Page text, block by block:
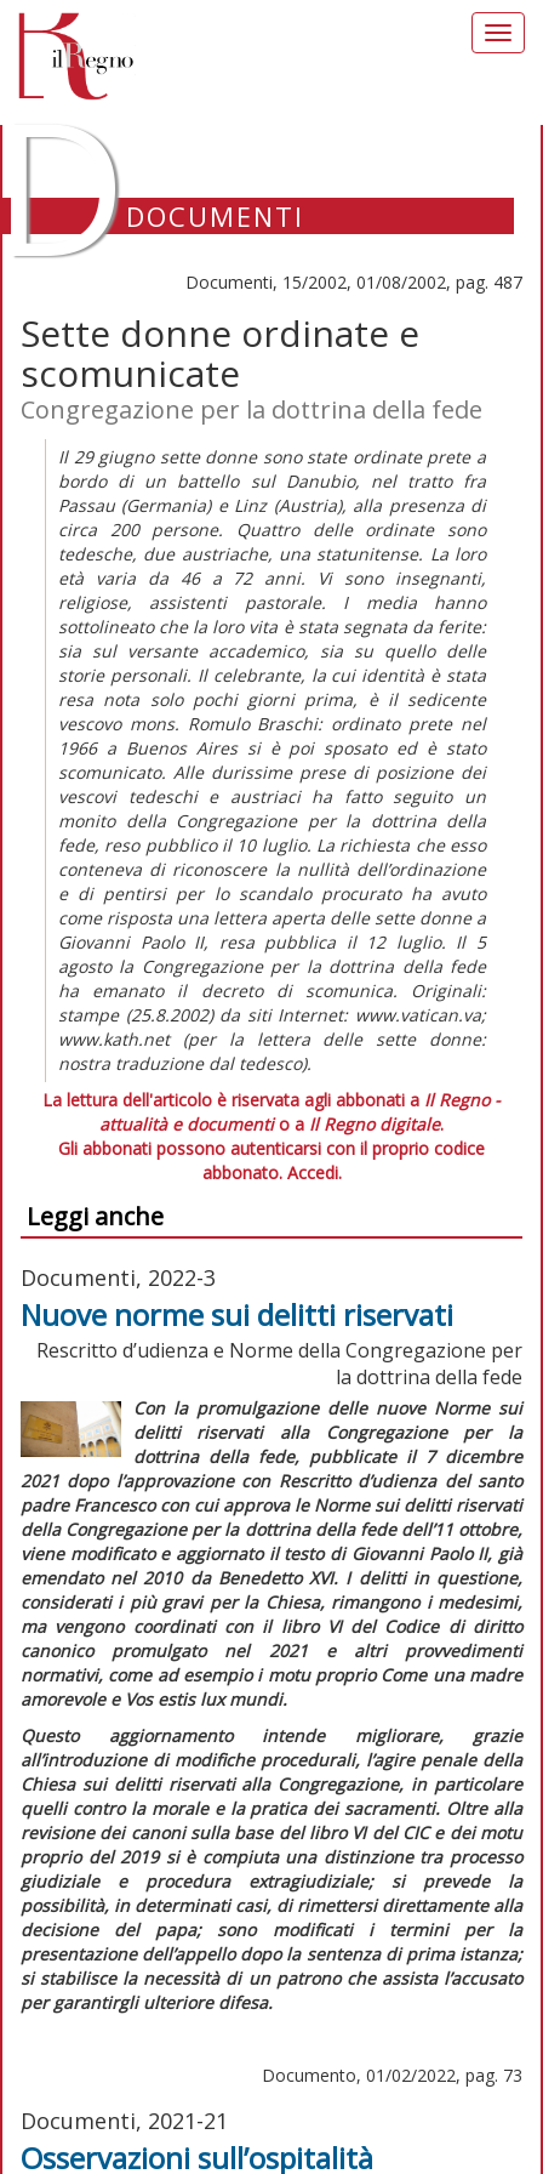
DOCUMENTI
Documenti, 15/2002, 01/08/2002, pag. 487
Sette donne ordinate e
scomunicate
Congregazione per la dottrina della fede
Il 29 giugno sette donne sono state ordinate prete a
bordo di un battello sul Danubio, nel tratto fra
Passau (Germania) e Linz (Austria), alla presenza di
circa 200 persone. Quattro delle ordinate sono
tedesche, due austriache, una statunitense. La loro
età varia da 46 a 72 anni. Vi sono insegnanti,
religiose, assistenti pastorale. I media hanno
sottolineato che la loro vita è stata segnata da ferite:
sia sul versante accademico, sia su quello delle
storie personali. Il celebrante, la cui identità è stata
resa nota solo pochi giorni prima, è il sedicente
vescovo mons. Romulo Braschi: ordinato prete nel
1966 a Buenos Aires si è poi sposato ed è stato
scomunicato. Alle durissime prese di posizione dei
vescovi tedeschi e austriaci ha fatto seguito un
monito della Congregazione per la dottrina della
fede, reso pubblico il 10 luglio. La richiesta che esso
conteneva di riconoscere la nullità dell’ordinazione
e di pentirsi per lo scandalo procurato ha avuto
come risposta una lettera aperta delle sette donne a
Giovanni Paolo II, resa pubblica il 12 luglio. Il 5
agosto la Congregazione per la dottrina della fede
ha emanato il decreto di scomunica. Originali:
stampe (25.8.2002) da siti Internet: www.vatican.va;
www.kath.net (per la lettera delle sette donne:
nostra traduzione dal tedesco).
La lettura dell'articolo è riservata agli abbonati a Il Regno -
attualità e documentio a Il Regno digitale.
Gli abbonati possono autenticarsi con il proprio codice
abbonato. Accedi.
Leggi anche
Documenti, 2022-3
Nuove norme sui delitti riservati
Rescritto d’udienza e Norme della Congregazione per
la dottrina della fede
Con la promulgazione delle nuove Norme sui
delitti riservati alla
Congregazione per la
dottrina della fede, pubblicate il 7 dicembre
2021 dopo l’approvazione con Rescritto d’udienza del santo
padre Francesco con cui approva le Norme sui delitti riservati
della Congregazione per la dottrina della fede dell’11 ottobre,
viene modificato e aggiornato il testo di Giovanni Paolo II, già
emendato nel 2010 da Benedetto XVI. I delitti in questione,
considerati i più gravi per la Chiesa, rimangono i medesimi,
ma vengono coordinati con il libro VI del Codice di diritto
canonicopromulgato nel 2021 e altri provvedimenti
normativi, come ad esempio i motu proprioCome una madre
amorevolee Vos estis lux mundi.
Questo aggiornamento intende migliorare, grazie
all’introduzione di modifiche procedurali, l’agire penale della
Chiesa sui delitti riservati alla Congregazione, in particolare
quelli contro la morale e la pratica dei sacramenti. Oltre alla
revisione dei canoni sulla base del libro VI del CICe dei motu
proprio del 2019 si è compiuta una distinzione tra processo
giudiziale e procedura extragiudiziale; si prevede la
possibilità, in determinati casi, di rimettersi direttamente alla
decisione del papa; sono modificati i termini per la
presentazione dell’appello dopo la sentenza di prima istanza;
si stabilisce la necessità di un patrono che assista l’accusato
per garantirgli ulteriore difesa.
Documento, 01/02/2022, pag. 73
Documenti, 2021-21
Osservazioni sull’ospitalità